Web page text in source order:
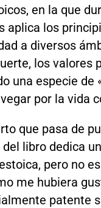
en la que
aplica los
a diversos
los valores
una especie de
por la vida
que pasa de
libro dedica
pero no
me hubiera
patente